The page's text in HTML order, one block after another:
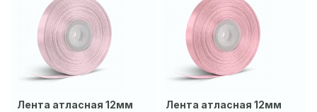
Лента атласная 12мм
Лента атласная 12мм